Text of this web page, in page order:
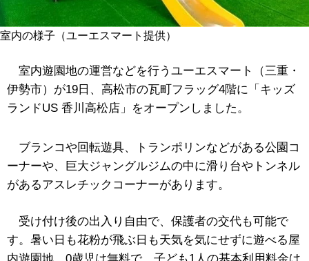
室内の様子（ユーエスマート提供）
室内遊園地の運営などを行うユーエスマート（三重・
伊勢市）が19日、高松市の瓦町フラッグ4階に「キッズ
ランドUS 香川高松店」をオープンしました。
ブランコや回転遊具、トランポリンなどがある公園コ
ーナーや、巨大ジャングルジムの中に滑り台やトンネル
があるアスレチックコーナーがあります。
受け付け後の出入り自由で、保護者の交代も可能で
す。暑い日も花粉が飛ぶ日も天気を気にせずに遊べる屋